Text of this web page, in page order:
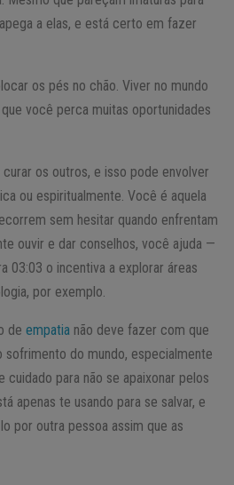
a elas, e está certo em fazer
os pés no chão. Viver no mundo
você perca muitas oportunidades
os outros, e isso pode envolver
ou espiritualmente. Você é aquela
sem hesitar quando enfrentam
ouvir e dar conselhos, você ajuda —
03:03 o incentiva a explorar áreas
por exemplo.
de empatia não deve fazer com que
sofrimento do mundo, especialmente
cuidado para não se apaixonar pelos
apenas te usando para se salvar, e
por outra pessoa assim que as